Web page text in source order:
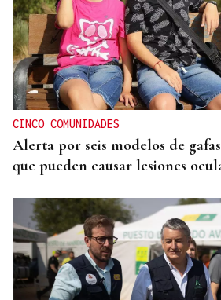
MÁS DEPORTE
La ourensana Anna Soares
Campeonato de España de
CINCO COMUNIDADES
Alerta por seis modelos de
que pueden causar lesiones